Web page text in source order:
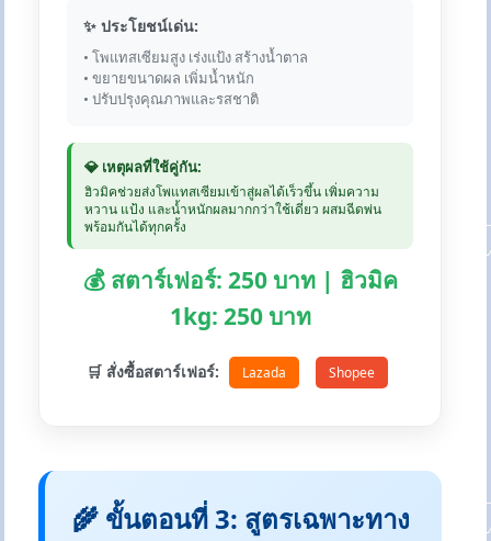
✨ ประโยชน์เด่น:
• โพแทสเซียมสูง เร่งแป้ง สร้างน้ำตาล
• ขยายขนาดผล เพิ่มน้ำหนัก
• ปรับปรุงคุณภาพและรสชาติ
💎 เหตุผลที่ใช้คู่กัน:
ฮิวมิคช่วยส่งโพแทสเซียมเข้าสู่ผลได้เร็วขึ้น เพิ่มความ
หวาน แป้ง และน้ำหนักผลมากกว่าใช้เดี่ยว ผสมฉีดพ่น
พร้อมกันได้ทุกครั้ง
💰 สตาร์เฟอร์: 250 บาท | ฮิวมิค
1kg: 250 บาท
🛒 สั่งซื้อสตาร์เฟอร์: Lazada Shopee
🌾 ขั้นตอนที่ 3: สูตรเฉพาะทาง